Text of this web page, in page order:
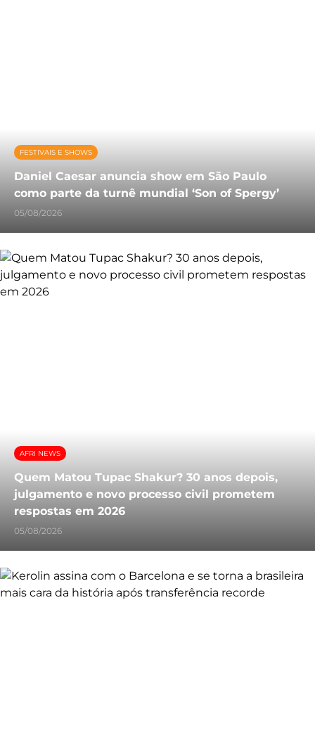
FESTIVAIS E SHOWS
Daniel Caesar anuncia show em São Paulo
como parte da turnê mundial ‘Son of Spergy’
05/08/2026
AFRI NEWS
Quem Matou Tupac Shakur? 30 anos depois,
julgamento e novo processo civil prometem
respostas em 2026
05/08/2026